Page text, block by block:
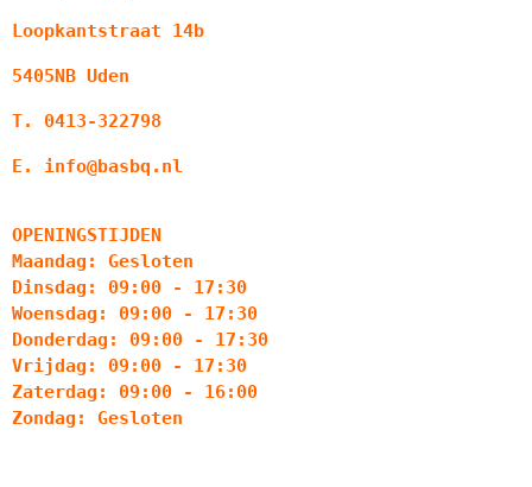
Loopkantstraat 14b
5405NB Uden
T. 0413-322798
E. info@basbq.nl
OPENINGSTIJDEN
Maandag: Gesloten
Dinsdag: 09:00 - 17:30
Woensdag: 09:00 - 17:30
Donderdag: 09:00 - 17:30
Vrijdag: 09:00 - 17:30
Zaterdag: 09:00 - 16:00
Zondag: Gesloten